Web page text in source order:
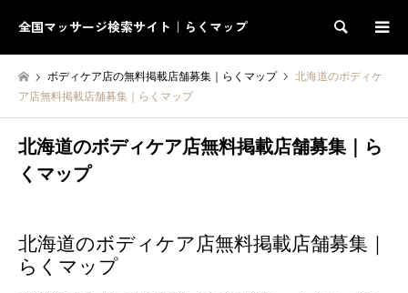
全国マッサージ検索サイト｜らくマップ 検索
ボディケア店の無料掲載店舗募集｜らくマップ
北海道のボディケ
ア店無料掲載店舗募集｜らくマップ
北海道のボディケア店無料掲載店舗募集｜ら
くマップ
北海道のボディケア店無料掲載店舗募集｜
らくマップ